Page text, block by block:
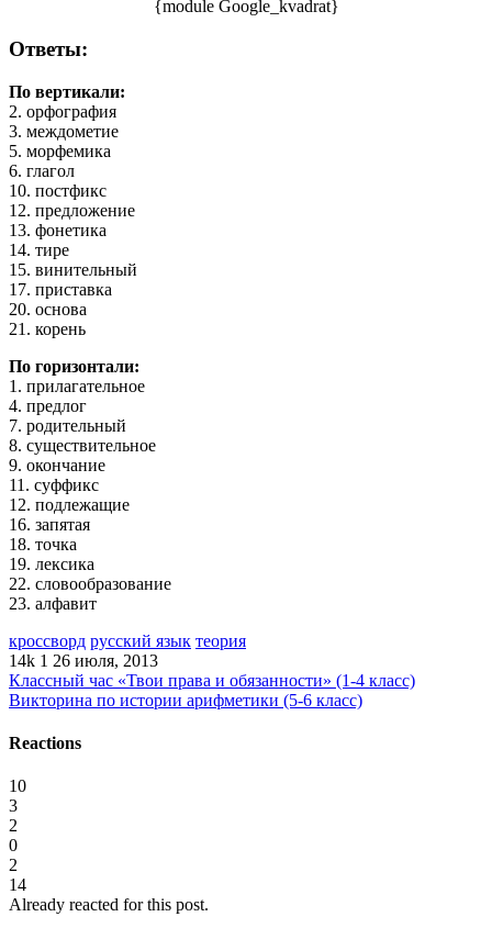
{module Google_kvadrat}
Ответы:
По вертикали:
2. орфография
3. междометие
5. морфемика
6. глагол
10. постфикс
12. предложение
13. фонетика
14. тире
15. винительный
17. приставка
20. основа
21. корень
По горизонтали:
1. прилагательное
4. предлог
7. родительный
8. существительное
9. окончание
11. суффикс
12. подлежащие
16. запятая
18. точка
19. лексика
22. словообразование
23. алфавит
кроссворд русский язык теория
14k 1 26 июля, 2013
Классный час «Твои права и обязанности» (1-4 класс)
Викторина по истории арифметики (5-6 класс)
Reactions
10
3
2
0
2
14
Already reacted for this post.